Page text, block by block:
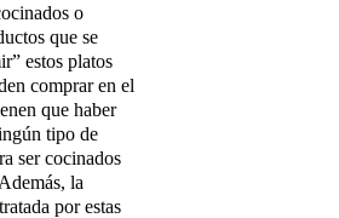
o
que se
estos platos
comprar en el
que haber
tipo de
ser cocinados
la
por estas